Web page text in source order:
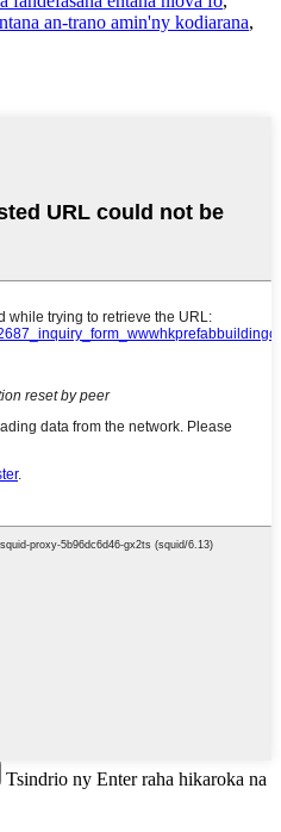
an-trano amin'ny kodiarana,
Tsindrio ny Enter raha hikaroka na